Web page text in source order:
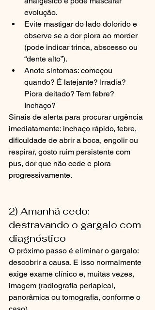
evolução.
Evite mastigar do lado dolorido e
observe se a dor piora ao morder
(pode indicar trinca, abscesso ou
“dente alto”).
Anote sintomas: começou
quando? É latejante? Irradia?
Piora deitado? Tem febre?
Inchaço?
Sinais de alerta para procurar urgência
imediatamente: inchaço rápido, febre,
dificuldade de abrir a boca, engolir ou
respirar, gosto ruim persistente com
pus, dor que não cede e piora
progressivamente.
2) Amanhã cedo:
destravando o gargalo com
diagnóstico
O próximo passo é eliminar o gargalo:
descobrir a causa. E isso normalmente
exige exame clínico e, muitas vezes,
imagem (radiografia periapical,
panorâmica ou tomografia, conforme o